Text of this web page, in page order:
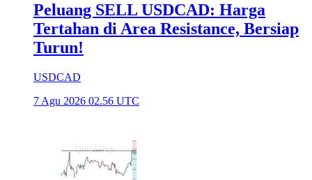
Peluang SELL USDCAD: Harga
Tertahan di Area Resistance, Bersiap
Turun!
USDCAD
7 Agu 2026 02.56 UTC